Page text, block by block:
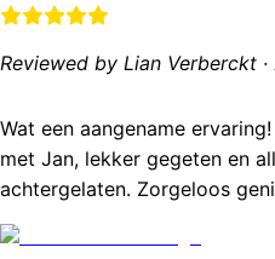
Reviewed by Lian Verberckt ·
Wat een aangename
met Jan, lekker gegeten en
achtergelaten. Zorgeloos